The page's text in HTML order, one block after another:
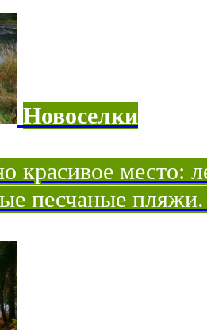
Новоселки
красивое место:
песчаные